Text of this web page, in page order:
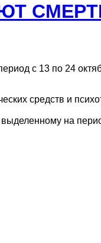
с 13 по 24
средств и
на